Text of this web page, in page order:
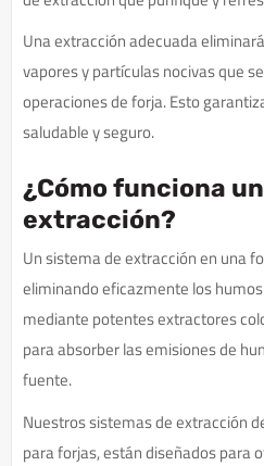
Una extracción adecuada
vapores y partículas nocivas que
operaciones de forja. Esto
saludable y seguro.
¿Cómo funciona
extracción?
Un sistema de extracción en una
eliminando eficazmente los
mediante potentes extractores
para absorber las emisiones de
fuente.
Nuestros sistemas de extracción
para forjas, están diseñados para